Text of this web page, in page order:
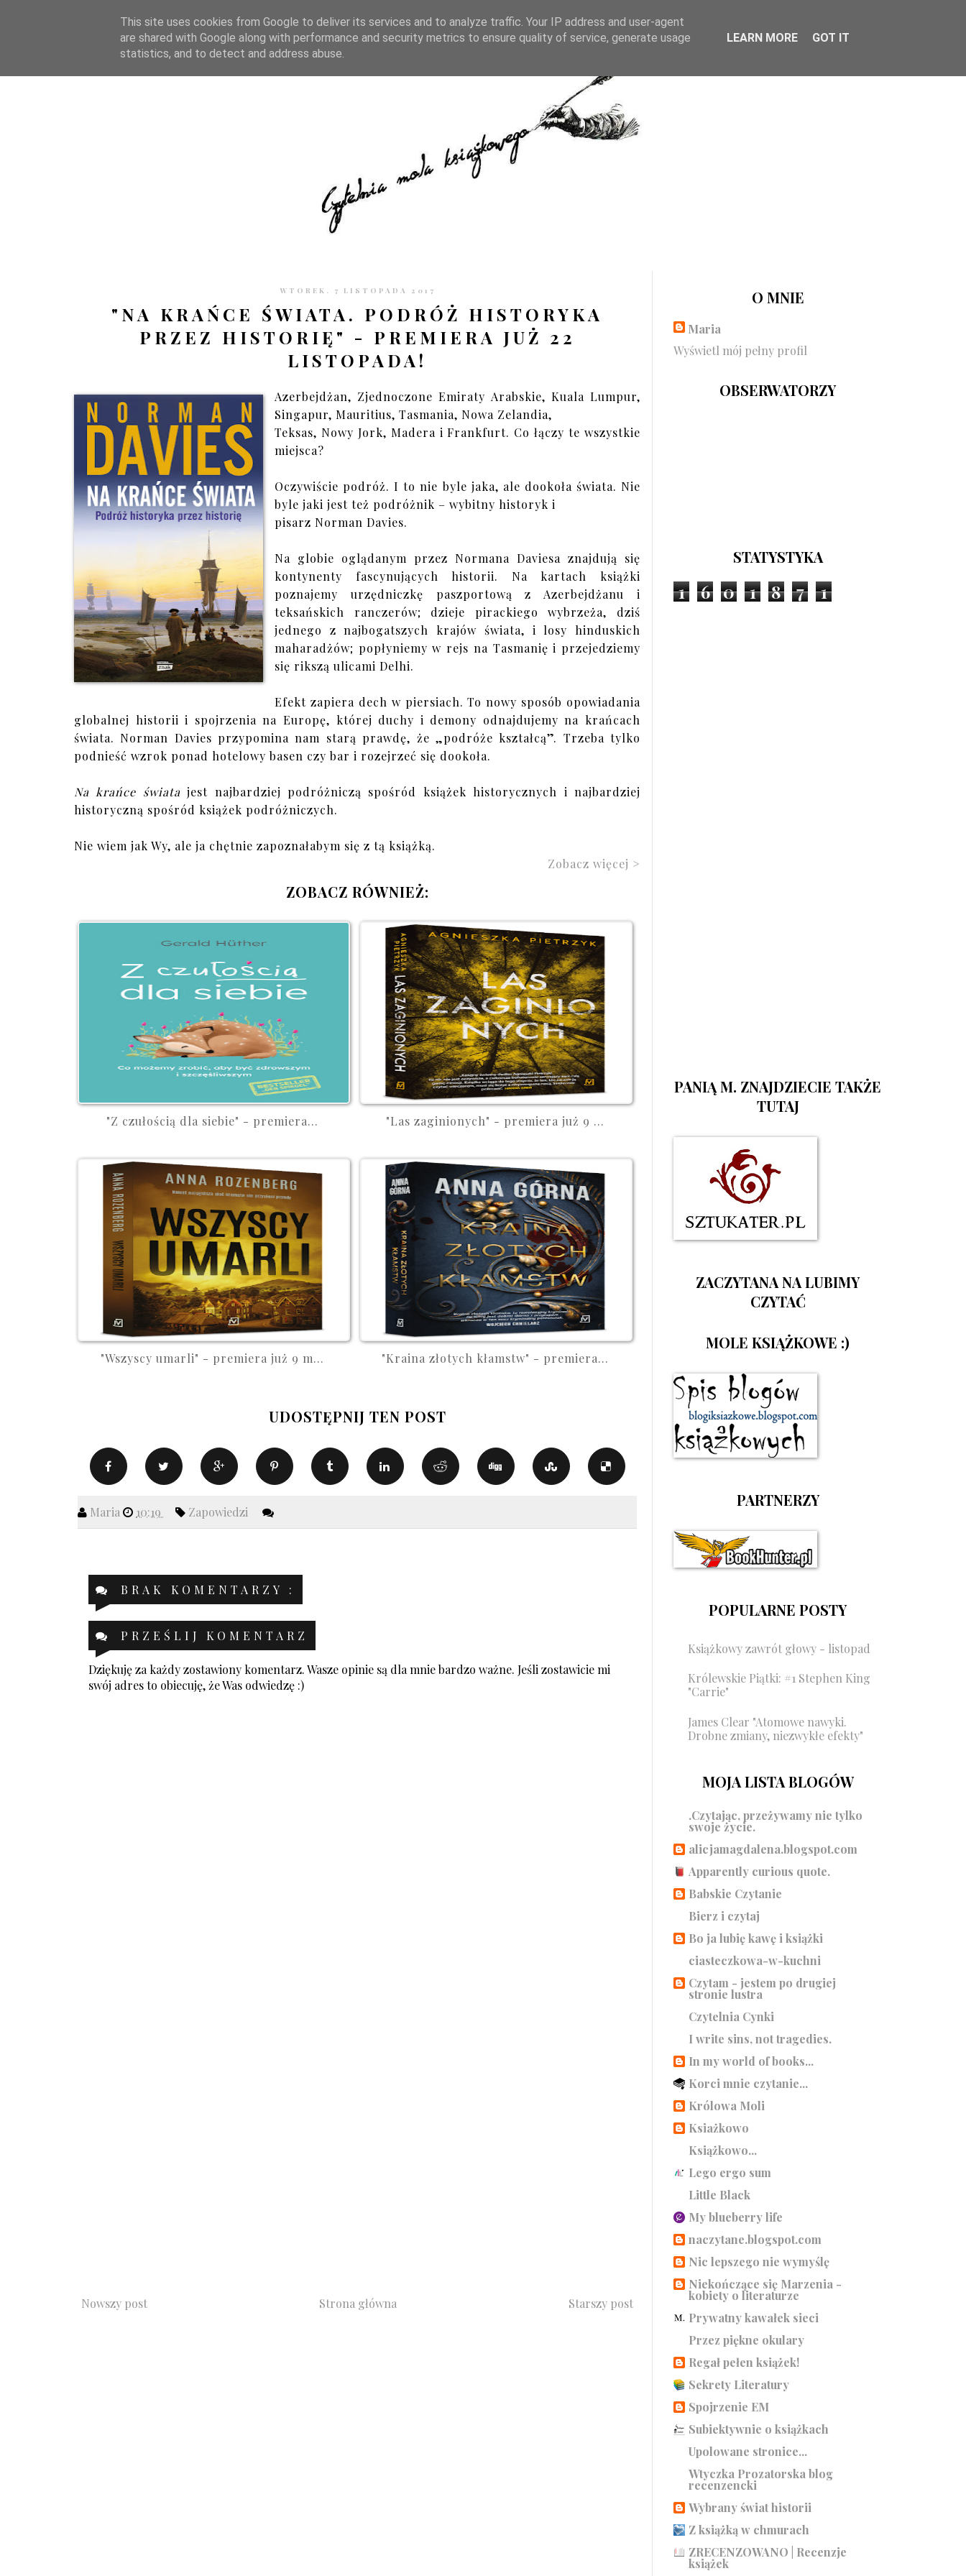
STRONA GŁÓWNA WSPÓŁPRACA RECENZJE O STRONIE KONTAKT CZYTELNIA PO GODZINACH
WTOREK, 7 LISTOPADA 2017
"NA KRAŃCE ŚWIATA. PODRÓŻ HISTORYKA
PRZEZ HISTORIĘ" - PREMIERA JUŻ 22
LISTOPADA!
Azerbejdżan, Zjednoczone Emiraty Arabskie, Kuala Lumpur,
Singapur, Mauritius, Tasmania, Nowa Zelandia,
Teksas, Nowy Jork, Madera i Frankfurt. Co łączy te wszystkie
miejsca?
Oczywiście podróż. I to nie byle jaka, ale dookoła świata. Nie
byle jaki jest też podróżnik – wybitny historyk i
pisarz Norman Davies.
Na globie oglądanym przez Normana Daviesa znajdują się
kontynenty fascynujących historii. Na kartach książki
poznajemy urzędniczkę paszportową z Azerbejdżanu i
teksańskich ranczerów; dzieje pirackiego wybrzeża, dziś
jednego z najbogatszych krajów świata, i losy hinduskich
maharadżów; popłyniemy w rejs na Tasmanię i przejedziemy
się rikszą ulicami Delhi.
Efekt zapiera dech w piersiach. To nowy sposób opowiadania
globalnej historii i spojrzenia na Europę, której duchy i demony odnajdujemy na krańcach
świata. Norman Davies przypomina nam starą prawdę, że „podróże kształcą”. Trzeba tylko
podnieść wzrok ponad hotelowy basen czy bar i rozejrzeć się dookoła.
Na krańce świata jest najbardziej podróżniczą spośród książek historycznych i najbardziej
historyczną spośród książek podróżniczych.
Nie wiem jak Wy, ale ja chętnie zapoznałabym się z tą książką.
Zobacz więcej >
ZOBACZ RÓWNIEŻ:
"Z czułością dla siebie" - premiera... "Las zaginionych" - premiera już 9 ...
"Wszyscy umarli" - premiera już 9 m... "Kraina złotych kłamstw" - premiera...
UDOSTĘPNIJ TEN POST
Maria 10:19 Zapowiedzi
BRAK KOMENTARZY :
PRZEŚLIJ KOMENTARZ
Dziękuję za każdy zostawiony komentarz. Wasze opinie są dla mnie bardzo ważne. Jeśli zostawicie mi
swój adres to obiecuję, że Was odwiedzę :)
Nowszy post Starszy post
Strona główna
O MNIE
Maria
Wyświetl mój pełny profil
OBSERWATORZY
STATYSTYKA
1 6 0 1 8 7 1
PANIĄ M. ZNAJDZIECIE TAKŻE
TUTAJ
ZACZYTANA NA LUBIMY
CZYTAĆ
MOLE KSIĄŻKOWE :)
PARTNERZY
POPULARNE POSTY
Książkowy zawrót głowy - listopad
Królewskie Piątki: #1 Stephen King
"Carrie"
James Clear "Atomowe nawyki.
Drobne zmiany, niezwykłe efekty"
MOJA LISTA BLOGÓW
.Czytając, przeżywamy nie tylko
swoje życie.
alicjamagdalena.blogspot.com
Apparently curious quote.
Babskie Czytanie
Bierz i czytaj
Bo ja lubię kawę i książki
ciasteczkowa-w-kuchni
Czytam - jestem po drugiej
stronie lustra
Czytelnia Cynki
I write sins, not tragedies.
In my world of books...
Korci mnie czytanie...
Królowa Moli
Ksiażkowo
Książkowo...
Lego ergo sum
Little Black
My blueberry life
naczytane.blogspot.com
Nic lepszego nie wymyślę
Niekończące się Marzenia -
kobiety o literaturze
Prywatny kawałek sieci
Przez piękne okulary
Regał pełen książek!
Sekrety Literatury
Spojrzenie EM
Subiektywnie o książkach
Upolowane stronice...
Wtyczka Prozatorska blog
recenzencki
Wybrany świat historii
Z książką w chmurach
ZRECENZOWANO | Recenzje
książek
This site uses cookies from Google to deliver its services and to analyze traffic. Your IP address and user-agent
are shared with Google along with performance and security metrics to ensure quality of service, generate usage
statistics, and to detect and address abuse.
LEARN MORE GOT IT